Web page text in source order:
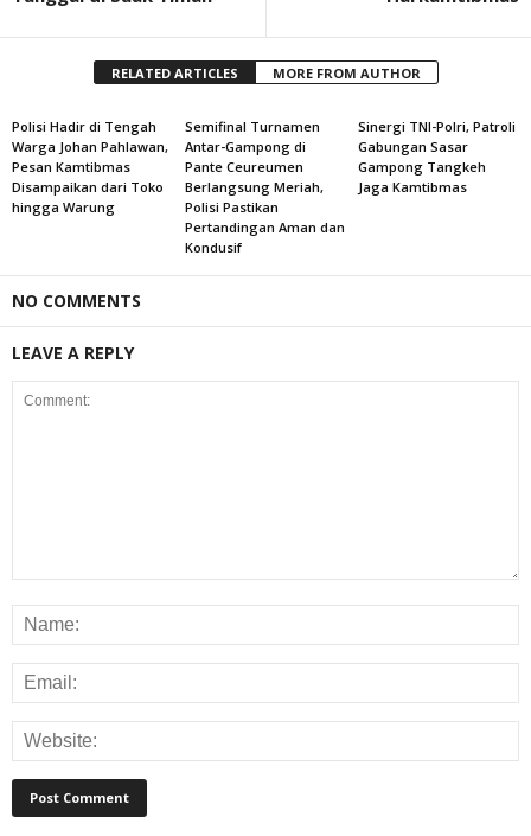
RELATED ARTICLES MORE FROM AUTHOR
Polisi Hadir di Tengah
Warga Johan Pahlawan,
Pesan Kamtibmas
Disampaikan dari Toko
hingga Warung
Semifinal Turnamen
Antar-Gampong di
Pante Ceureumen
Berlangsung Meriah,
Polisi Pastikan
Pertandingan Aman dan
Kondusif
Sinergi TNI-Polri, Patroli
Gabungan Sasar
Gampong Tangkeh
Jaga Kamtibmas
NO COMMENTS
LEAVE A REPLY